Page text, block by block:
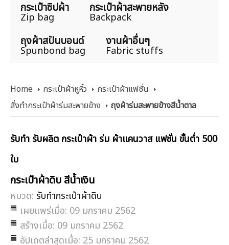
กระเป๋าซิปผ้า
Zip bag
กระเป๋าผ้าสะพายหลัง
Backpack
ถุงผ้าสปันบอนด์
Spunbond bag
งานผ้าอื่นๆ
Fabric stuffs
Home กระเป๋าผ้าหูหิ้ว
กระเป๋าผ้าแฟชั่น
สั่งทำกระเป๋าผ้าร่มสะพายข้าง
ถุงผ้าร่มสะพายข้างสีน้ำตาล
รับทำ รับผลิต กระเป๋าผ้า ร่ม ผ้าแคนวาส แฟชั่น ขั้นต่ำ 500
ใบ
กระเป๋าผ้าดิบ สีน้ำเงิน
หมวด: รับทำกระเป๋าผ้าดิบ
เผยแพร่เมื่อ: 09 มกราคม 2562
สร้างเมื่อ: 09 มกราคม 2562
อัปเดตล่าสุดเมื่อ: 25 มกราคม 2562